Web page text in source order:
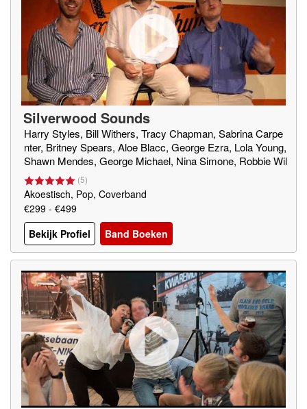
Silverwood Sounds
Harry Styles, Bill Withers, Tracy Chapman, Sabrina Carpe
nter, Britney Spears, Aloe Blacc, George Ezra, Lola Young,
Shawn Mendes, George Michael, Nina Simone, Robbie Wil
liams, Justin Timberlake, Katy Perry, Seal, OneRepublic, B
obby Hebb, Bruno Mars
(5)
Akoestisch, Pop, Coverband
€299 - €499
Bekijk Profiel
Band Boeken